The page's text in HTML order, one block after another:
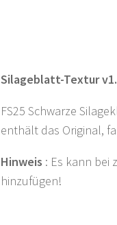
Silageblatt-Textur
FS25 Schwarze
enthält das Original,
Hinweis : Es kann bei
hinzufügen!